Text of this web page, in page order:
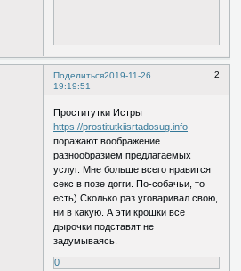
Поделиться 2
2019-11-26
19:19:51
Проститутки Истры
https://prostitutkiisrtadosug.info
поражают воображение
разнообразием предлагаемых
услуг. Мне больше всего нравится
секс в позе догги. По-собачьи, то
есть) Сколько раз уговаривал свою,
ни в какую. А эти крошки все
дырочки подставят не
задумываясь.
0